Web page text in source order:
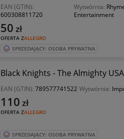
EAN (GTIN):
600308811720
Wytwórnia:
Entertainment
OFERTA ZALLEGRO
50 zł
SPRZEDAJĄCY: OSOBA PRYWATNA
Black Knights - The Almighty
EAN (GTIN): 789577741522 Wytwórnia:
OFERTA ZALLEGRO
110 zł
SPRZEDAJĄCY: OSOBA PRYWATNA